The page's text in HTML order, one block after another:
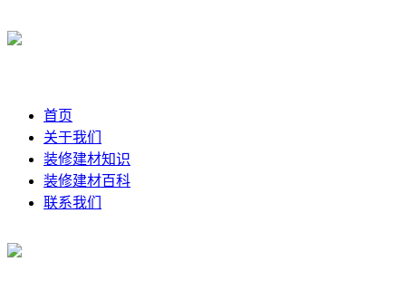
首页
关于我们
装修建材知识
装修建材百科
联系我们